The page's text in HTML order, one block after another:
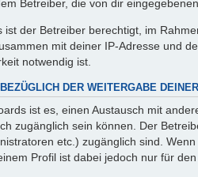
Betreiber, die von dir
ist der Betreiber berechtigt, im
mit deiner IP-Adresse und
notwendig ist.
DER WEITERGABE
ist es, einen Austausch mit
zugänglich sein können. Der
etc.) zugänglich sind.
Profil ist dabei jedoch nur für